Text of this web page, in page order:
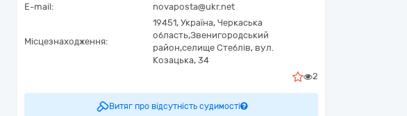
E-mail:
novaposta@ukr.net
Місцезнаходження:
19451, Україна, Черкаська
область,Звенигородський
район,селище Стеблів, вул.
Козацька, 34
2
Витяг про відсутність судимості